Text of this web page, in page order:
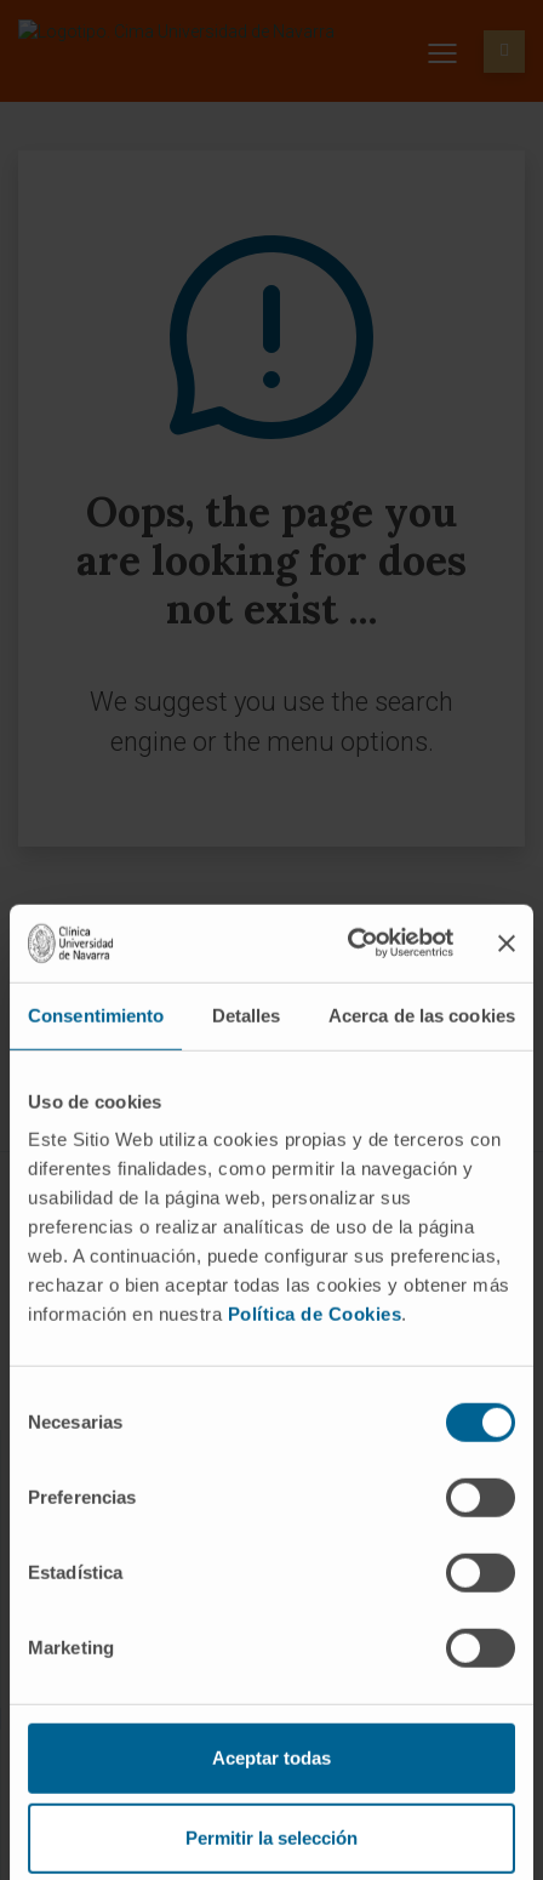
Consentimiento Detalles Acerca de las cookies
Uso de cookies
Este Sitio Web utiliza cookies propias y de terceros con
diferentes finalidades, como permitir la navegación y
usabilidad de la página web, personalizar sus
preferencias o realizar analíticas de uso de la página
web. A continuación, puede configurar sus preferencias,
rechazar o bien aceptar todas las cookies y obtener más
información en nuestra Política de Cookies.
Necesarias
Preferencias
Estadística
Marketing
Aceptar todas
Permitir la selección
Oops, the page you
are looking for does
not exist ...
We suggest you use the search
engine or the menu options.
ABOUT CIMA
Who we are
Research Center of the Clinica
Campus of the Universidad de Navarra
Our Researchers
Technology platforms